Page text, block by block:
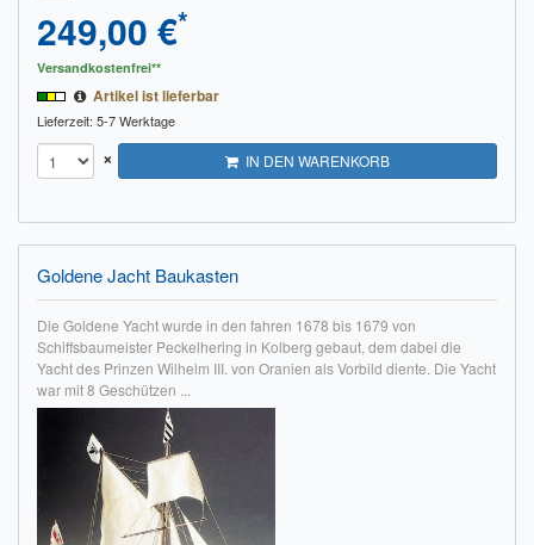
249,00 €*
Versandkostenfrei**
Artikel ist lieferbar
Lieferzeit: 5-7 Werktage
× IN DEN WARENKORB
Goldene Jacht Baukasten
Die Goldene Yacht wurde in den fahren 1678 bis 1679 von
Schiffsbaumeister Peckelhering in Kolberg gebaut, dem dabei die
Yacht des Prinzen Wilhelm III. von Oranien als Vorbild diente. Die Yacht
war mit 8 Geschützen ...